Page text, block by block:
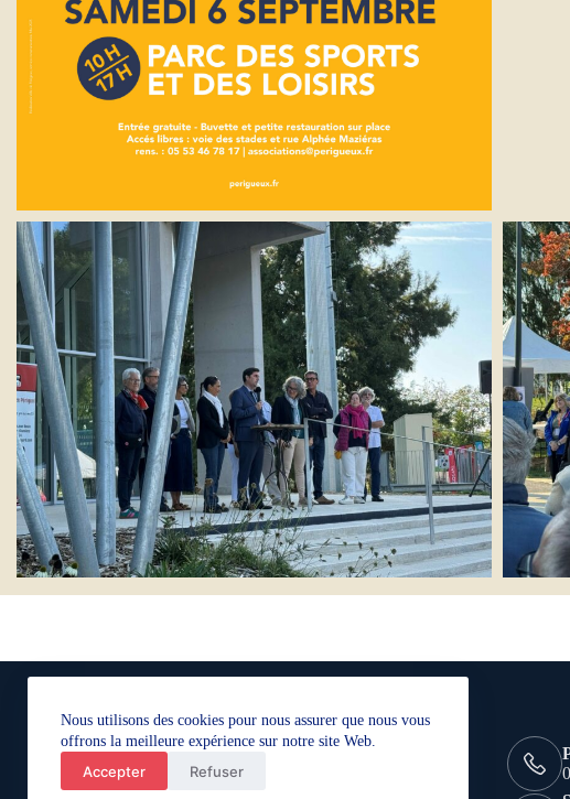
Nous utilisons des cookies pour nous assurer que nous vous
offrons la meilleure expérience sur notre site Web.
Accepter Refuser
Adresse :
2 bis Cours Fénelon 24000 PERIGUEUX